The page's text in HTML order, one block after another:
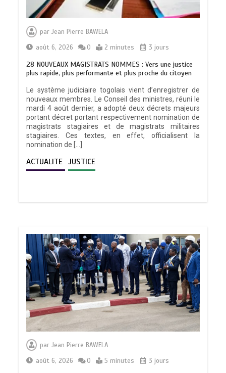
parJean Pierre BAWELA
août 6, 2026
0 2 minutes 3 jours
28 NOUVEAUX MAGISTRATS NOMMES : Vers une justice
plus rapide, plus performante et plus proche du citoyen
Le système judiciaire togolais vient d’enregistrer de
nouveaux membres. Le Conseil des ministres, réuni le
mardi 4 août dernier, a adopté deux décrets majeurs
portant décret portant respectivement nomination de
magistrats stagiaires et de magistrats militaires
stagiaires. Ces textes, en effet, officialisent la
nomination de […]
ACTUALITE JUSTICE
parJean Pierre BAWELA
août 6, 2026
0 5 minutes 3 jours